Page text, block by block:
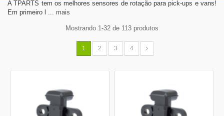
A TPARTS tem os melhores sensores de rotação para pick-ups e vans!
Em primeiro l ... mais
Mostrando 1-32 de 113 produtos
1 2 3 4